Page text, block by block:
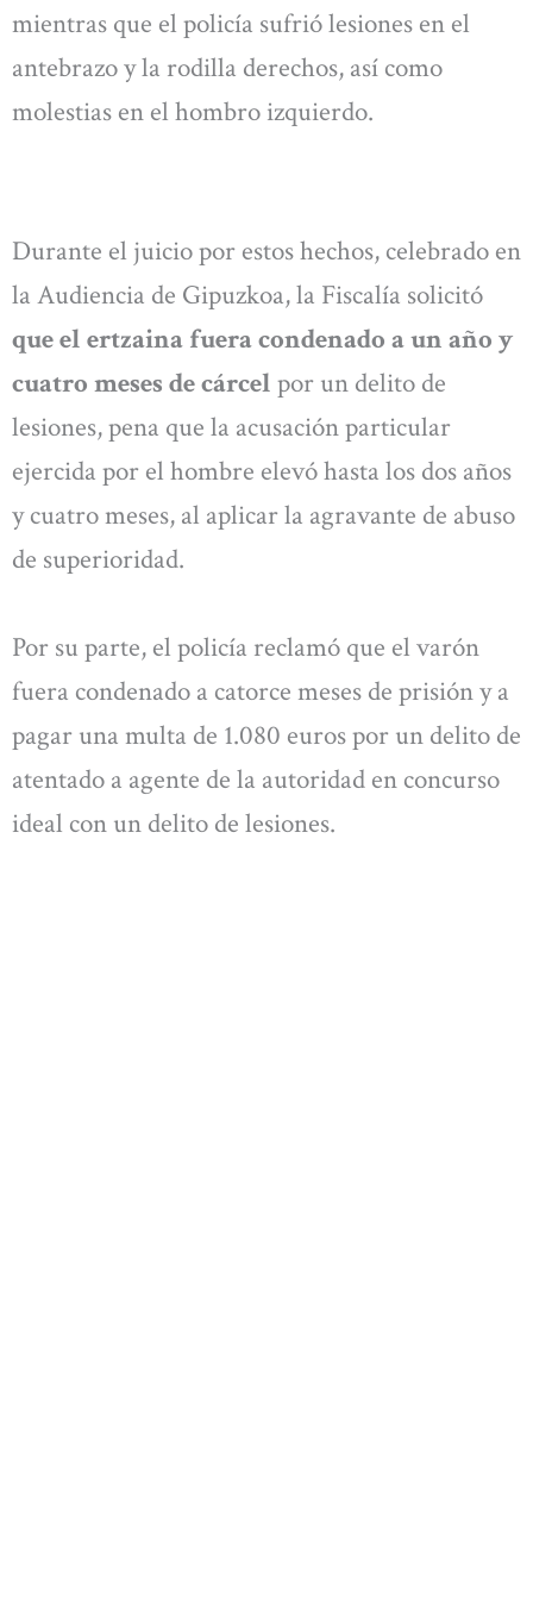
mientras que el policía sufrió lesiones en el
antebrazo y la rodilla derechos, así como
molestias en el hombro izquierdo.
Durante el juicio por estos hechos, celebrado en
la Audiencia de Gipuzkoa, la Fiscalía solicitó
que el ertzaina fuera condenado a un año y
cuatro meses de cárcel por un delito de
lesiones, pena que la acusación particular
ejercida por el hombre elevó hasta los dos años
y cuatro meses, al aplicar la agravante de abuso
de superioridad.
Por su parte, el policía reclamó que el varón
fuera condenado a catorce meses de prisión y a
pagar una multa de 1.080 euros por un delito de
atentado a agente de la autoridad en concurso
ideal con un delito de lesiones.